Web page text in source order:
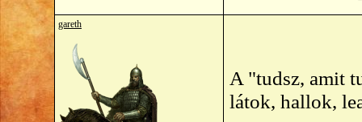
gareth
A "tudsz, amit
látok, hallok,